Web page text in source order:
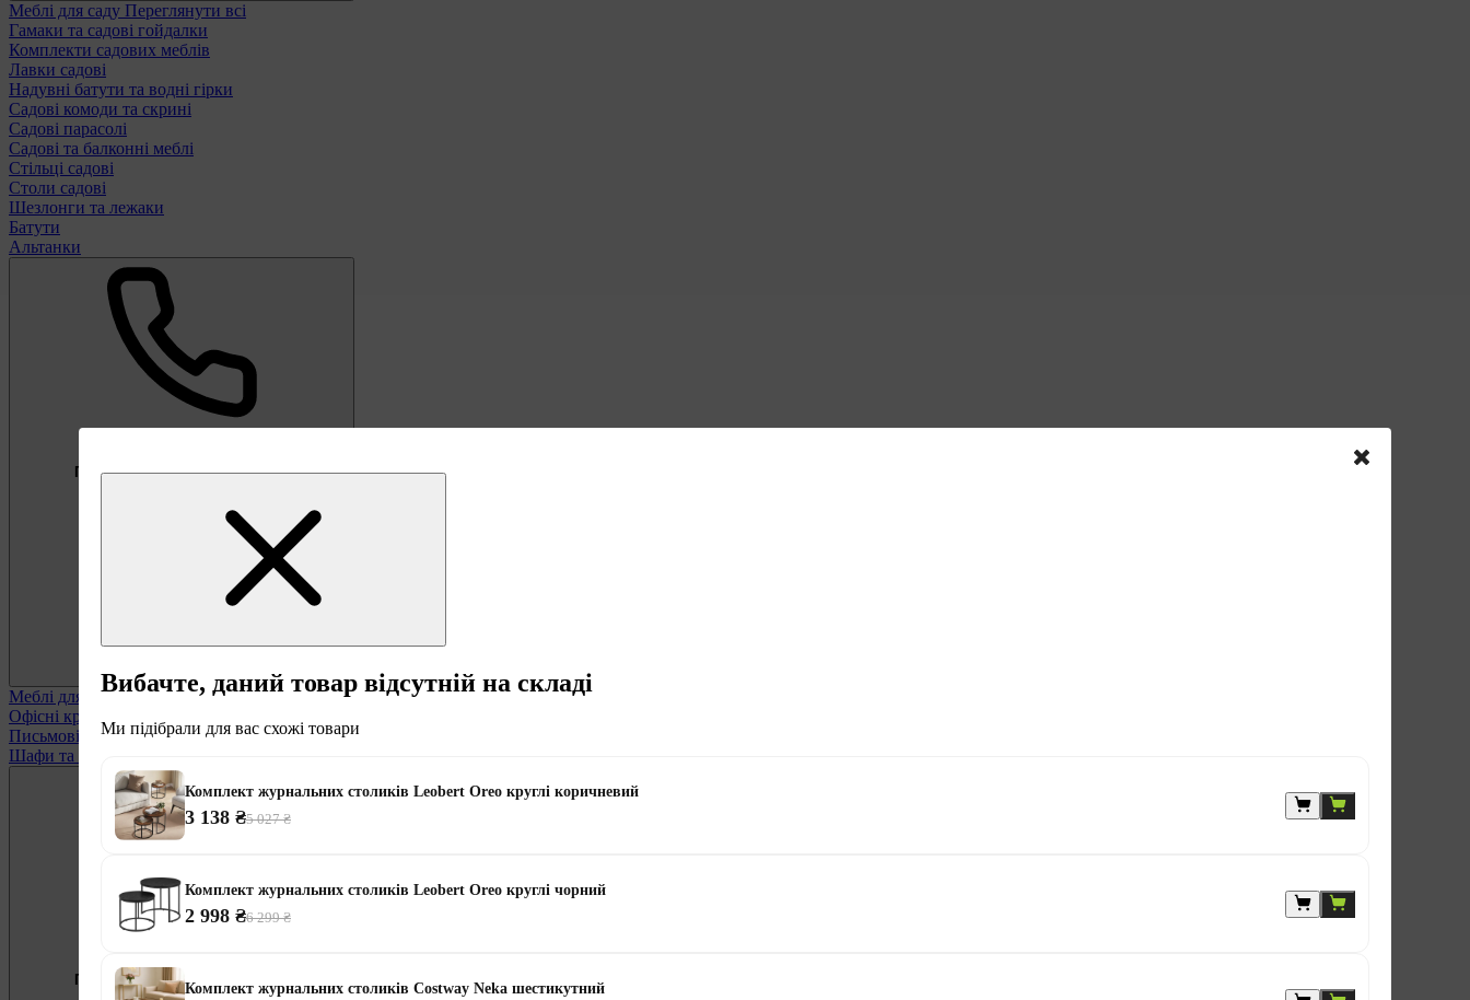
Меблі для саду Переглянути всі
Гамаки та садові гойдалки
Комплекти садових меблів
Лавки садові
Надувні батути та водні гірки
Садові комоди та скрині
Садові парасолі
Садові та балконні меблі
Стільці садові
Столи садові
Шезлонги та лежаки
Батути
Альтанки
Безкоштовно
Підберемо меблі під ваші цілі
Меблі для офісуПереглянути всі
Офісні крісла
Письмові столи
Шафи та полиці офісні
Підберемо меблі під ваші цілі
Вибачте, даний товар відсутній на складі
Ми підібрали для вас схожі товари
Комплект журнальних столиків Leobert Oreo круглі коричневий
3 138 ₴5 027 ₴
Комплект журнальних столиків Leobert Oreo круглі чорний
2 998 ₴6 299 ₴
Комплект журнальних столиків Costway Neka шестикутний